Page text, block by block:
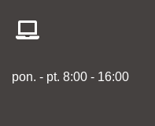
pon. - pt. 8:00 - 16:00